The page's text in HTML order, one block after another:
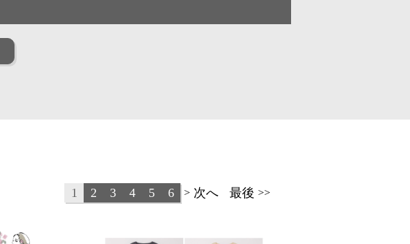
水彩
パステル
装画・抽象
子供
植物
1 2 3 4 5 6 > 次へ 最後 >>